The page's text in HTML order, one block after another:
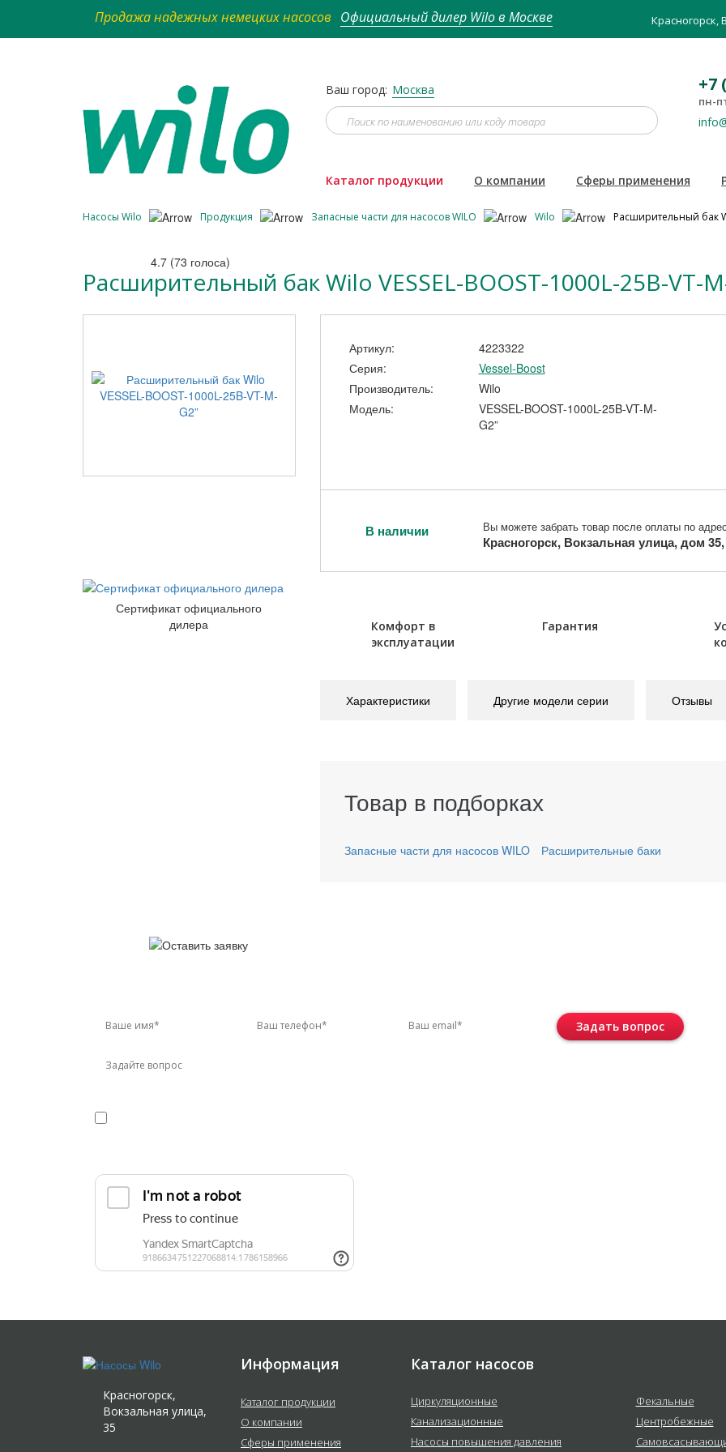
Продажа надежных немецких насосов Официальный дилер Wilo в Москве Красногорск,
Ваш город: Москва +7
пн-
Каталог продукции О компании Сферы применения
Насосы Wilo Продукция Запасные части для насосов WILO Wilo Расширительный бак
4.7 (73 голоса)
Расширительный бак Wilo VESSEL-BOOST-1000L-25B-VT-
Сертификат официального
дилера
Артикул:
4223322
Серия:
Vessel-Boost
Производитель:
Wilo
Модель:
VESSEL-BOOST-1000L-25B-VT-M-
G2”
В наличии Вы можете забрать товар после оплаты по
Красногорск, Вокзальная улица, дом
Комфорт в
эксплуатации
Гарантия
Характеристики Другие модели серии Отзывы
Товар в подборках
Запасные части для насосов WILO Расширительные баки
Задать вопрос
Красногорск,
Вокзальная улица,
35
Информация
Каталог продукции
О компании
Сферы применения
Каталог насосов
Циркуляционные
Канализационные
Насосы повышения давления
Фекальные
Центробежные